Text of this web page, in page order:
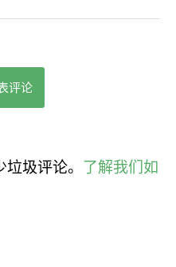
评论
圾评论。 了解我们如